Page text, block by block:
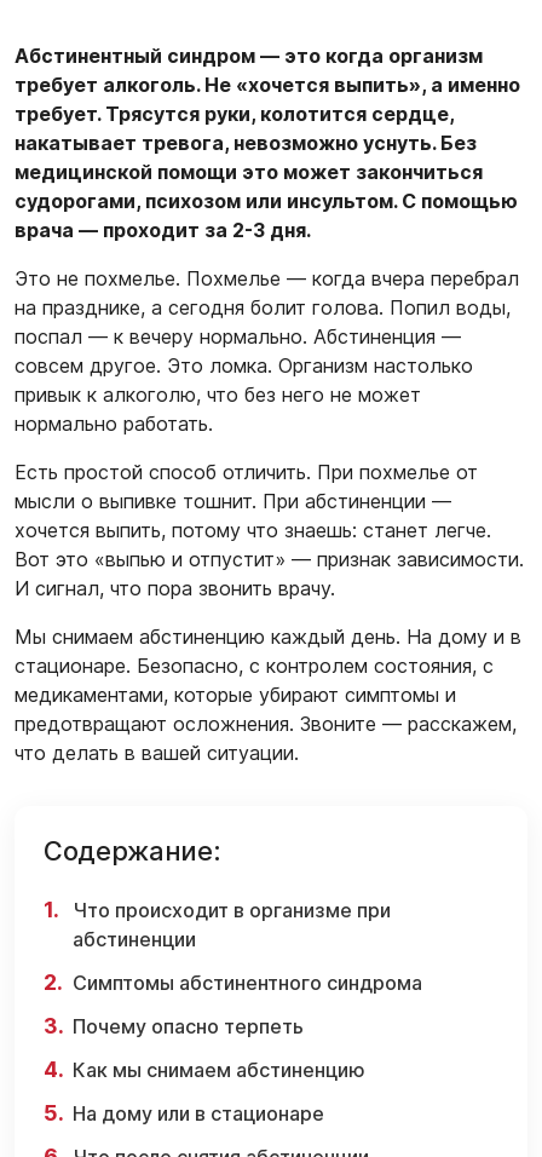
Абстинентный синдром — это когда организм
требует алкоголь. Не «хочется выпить», а именно
требует. Трясутся руки, колотится сердце,
накатывает тревога, невозможно уснуть. Без
медицинской помощи это может закончиться
судорогами, психозом или инсультом. С помощью
врача — проходит за 2-3 дня.
Это не похмелье. Похмелье — когда вчера перебрал
на празднике, а сегодня болит голова. Попил воды,
поспал — к вечеру нормально. Абстиненция —
совсем другое. Это ломка. Организм настолько
привык к алкоголю, что без него не может
нормально работать.
Есть простой способ отличить. При похмелье от
мысли о выпивке тошнит. При абстиненции —
хочется выпить, потому что знаешь: станет легче.
Вот это «выпью и отпустит» — признак зависимости.
И сигнал, что пора звонить врачу.
Мы снимаем абстиненцию каждый день. На дому и в
стационаре. Безопасно, с контролем состояния, с
медикаментами, которые убирают симптомы и
предотвращают осложнения. Звоните — расскажем,
что делать в вашей ситуации.
Содержание:
Что происходит в организме при
абстиненции
Симптомы абстинентного синдрома
Почему опасно терпеть
Как мы снимаем абстиненцию
На дому или в стационаре